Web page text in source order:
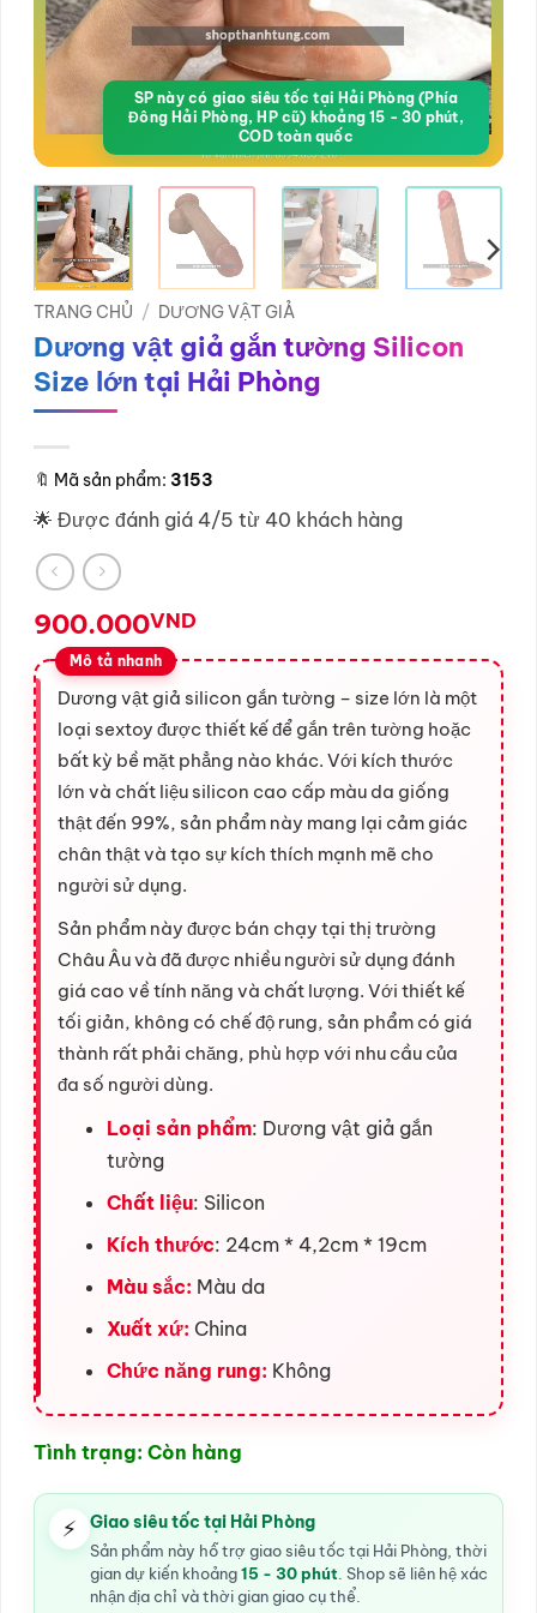
SP này có giao siêu tốc tại Hải Phòng (Phía
Đông Hải Phòng, HP cũ) khoảng 15 - 30 phút,
COD toàn quốc
TRANG CHỦ / DƯƠNG VẬT GIẢ
Dương vật giả gắn tường Silicon
Size lớn tại Hải Phòng
🔖 Mã sản phẩm: 3153
🌟 Được đánh giá 4/5 từ 40 khách hàng
900.000VND
Dương vật giả silicon gắn tường – size lớn là một
loại sextoy được thiết kế để gắn trên tường hoặc
bất kỳ bề mặt phẳng nào khác. Với kích thước
lớn và chất liệu silicon cao cấp màu da giống
thật đến 99%, sản phẩm này mang lại cảm giác
chân thật và tạo sự kích thích mạnh mẽ cho
người sử dụng.
Sản phẩm này được bán chạy tại thị trường
Châu Âu và đã được nhiều người sử dụng đánh
giá cao về tính năng và chất lượng. Với thiết kế
tối giản, không có chế độ rung, sản phẩm có giá
thành rất phải chăng, phù hợp với nhu cầu của
đa số người dùng.
Loại sản phẩm: Dương vật giả gắn
tường
Chất liệu: Silicon
Kích thước: 24cm * 4,2cm * 19cm
Màu sắc: Màu da
Xuất xứ: China
Chức năng rung: Không
Tình trạng: Còn hàng
⚡ Giao siêu tốc tại Hải Phòng
Sản phẩm này hỗ trợ giao siêu tốc tại Hải Phòng, thời
gian dự kiến khoảng15 - 30 phút . Shop sẽ liên hệ xác
nhận địa chỉ và thời gian giao cụ thể.